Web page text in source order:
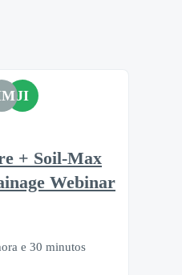
JI
+ Soil-Max
Webinar
e 30 minutos